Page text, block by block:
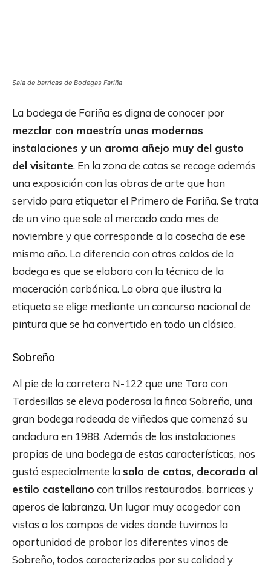
Sala de barricas de Bodegas Fariña
La bodega de Fariña es digna de conocer por
mezclar con maestría unas modernas
instalaciones y un aroma añejo muy del gusto
del visitante. En la zona de catas se recoge además
una exposición con las obras de arte que han
servido para etiquetar el Primero de Fariña. Se trata
de un vino que sale al mercado cada mes de
noviembre y que corresponde a la cosecha de ese
mismo año. La diferencia con otros caldos de la
bodega es que se elabora con la técnica de la
maceración carbónica. La obra que ilustra la
etiqueta se elige mediante un concurso nacional de
pintura que se ha convertido en todo un clásico.
Sobreño
Al pie de la carretera N-122 que une Toro con
Tordesillas se eleva poderosa la finca Sobreño, una
gran bodega rodeada de viñedos que comenzó su
andadura en 1988. Además de las instalaciones
propias de una bodega de estas características, nos
gustó especialmente la sala de catas, decorada al
estilo castellano con trillos restaurados, barricas y
aperos de labranza. Un lugar muy acogedor con
vistas a los campos de vides donde tuvimos la
oportunidad de probar los diferentes vinos de
Sobreño, todos caracterizados por su calidad y